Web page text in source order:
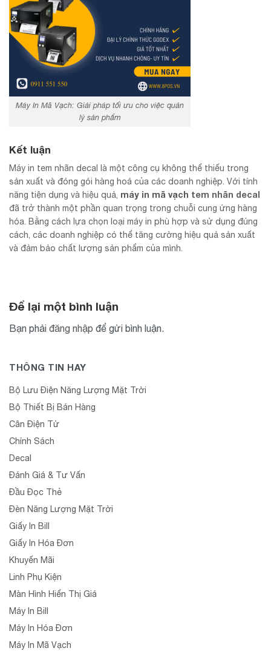
Máy In Mã Vạch: Giải pháp tối ưu cho việc quản
lý sản phẩm
Kết luận
Máy in tem nhãn decal là một công cụ không thể thiếu trong
sản xuất và đóng gói hàng hoá của các doanh nghiệp. Với tính
năng tiện dụng và hiệu quả, máy in mã vạch tem nhãn decal
đã trở thành một phần quan trọng trong chuỗi cung ứng hàng
hóa. Bằng cách lựa chọn loại máy in phù hợp và sử dụng đúng
cách, các doanh nghiệp có thể tăng cường hiệu quả sản xuất
và đảm bảo chất lượng sản phẩm của mình.
Để lại một bình luận
Bạn phải đăng nhập để gửi bình luận.
THÔNG TIN HAY
Bộ Lưu Điện Năng Lượng Mặt Trời
Bộ Thiết Bị Bán Hàng
Cân Điện Tử
Chính Sách
Decal
Đánh Giá & Tư Vấn
Đầu Đọc Thẻ
Đèn Năng Lượng Mặt Trời
Giấy In Bill
Giấy In Hóa Đơn
Khuyến Mãi
Linh Phụ Kiện
Màn Hình Hiển Thị Giá
Máy In Bill
Máy In Hóa Đơn
Máy In Mã Vạch